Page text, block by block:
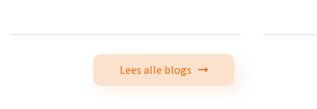
Lees alle blogs